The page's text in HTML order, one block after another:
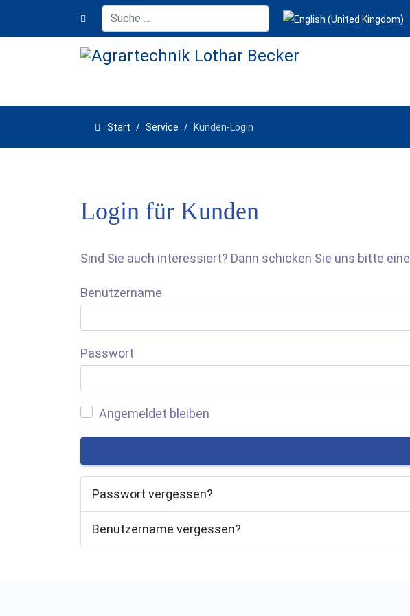
Suchen Sprache auswählen
Start Service Kunden-Login
Login für Kunden
Sind Sie auch interessiert? Dann schicken Sie uns bitte eine
Benutzername
Passwort
Angemeldet bleiben
Passwort vergessen?
Benutzername vergessen?